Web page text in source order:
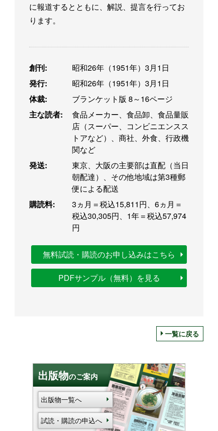
に報道するとともに、解説、提言を行ってお
ります。
創刊:
昭和26年（1951年）3月1日
発行:
昭和26年（1951年）3月1日
体裁:
ブランケット版 8～16ページ
主な読者:
食品メーカー、食品卸、食品量販
店（スーパー、コンビニエンスス
トアなど）、商社、外食、行政機
関など
発送:
東京、大阪の主要部は直配（当日
朝配達）、その他地域は第3種郵
便による配送
購読料:
3ヵ月＝税込15,811円、6ヵ月＝
税込30,305円、1年＝税込57,974
円
無料試読・購読のお申し込みはこちら
PDFサンプル（無料）を見る
一覧に戻る
出版物のご案内
出版物一覧へ
試読・購読の申込へ